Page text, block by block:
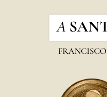
A
FRANCISCO